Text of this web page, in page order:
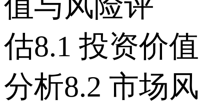
估 8.1 投资价值
分析 8.2 市场风